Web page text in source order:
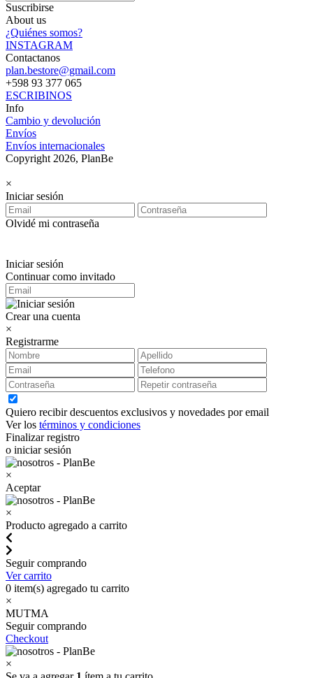
Suscribirse
About us
¿Quiénes somos?
INSTAGRAM
Contactanos
plan.bestore@gmail.com
+598 93 377 065
ESCRIBINOS
Info
Cambio y devolución
Envíos
Envíos internacionales
Copyright 2026, PlanBe
×
Iniciar sesión
Olvidé mi contraseña
Iniciar sesión
Continuar como invitado
Crear una cuenta
×
Registrarme
Quiero recibir descuentos exclusivos y novedades por email
Ver los términos y condiciones
Finalizar registro
o iniciar sesión
×
Aceptar
×
Producto agregado a carrito
Seguir comprando
Ver carrito
0 item(s) agregado tu carrito
×
MUTMA
Seguir comprando
Checkout
×